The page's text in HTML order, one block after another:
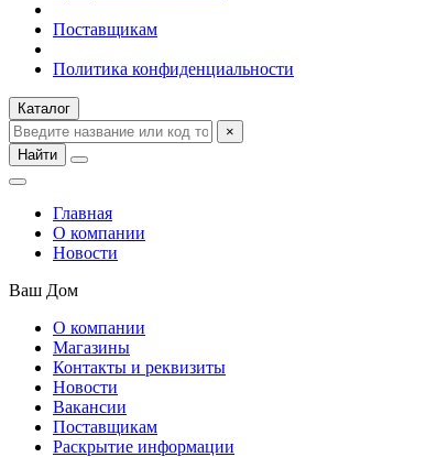
Поставщикам
Политика конфиденциальности
Каталог
×
Найти
Главная
О компании
Новости
Ваш Дом
О компании
Магазины
Контакты и реквизиты
Новости
Вакансии
Поставщикам
Раскрытие информации